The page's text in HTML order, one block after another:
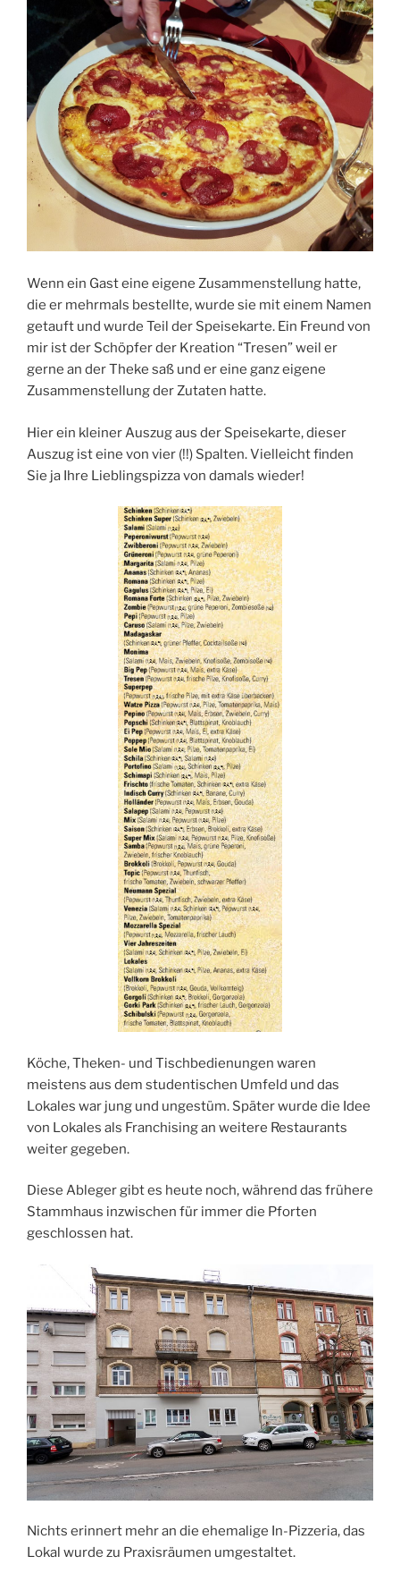
Wenn ein Gast eine eigene Zusammenstellung hatte,
die er mehrmals bestellte, wurde sie mit einem Namen
getauft und wurde Teil der Speisekarte. Ein Freund von
mir ist der Schöpfer der Kreation “Tresen” weil er
gerne an der Theke saß und er eine ganz eigene
Zusammenstellung der Zutaten hatte.
Hier ein kleiner Auszug aus der Speisekarte, dieser
Auszug ist eine von vier (!!) Spalten. Vielleicht finden
Sie ja Ihre Lieblingspizza von damals wieder!
Köche, Theken- und Tischbedienungen waren
meistens aus dem studentischen Umfeld und das
Lokales war jung und ungestüm. Später wurde die Idee
von Lokales als Franchising an weitere Restaurants
weiter gegeben.
Diese Ableger gibt es heute noch, während das frühere
Stammhaus inzwischen für immer die Pforten
geschlossen hat.
Nichts erinnert mehr an die ehemalige In-Pizzeria, das
Lokal wurde zu Praxisräumen umgestaltet.